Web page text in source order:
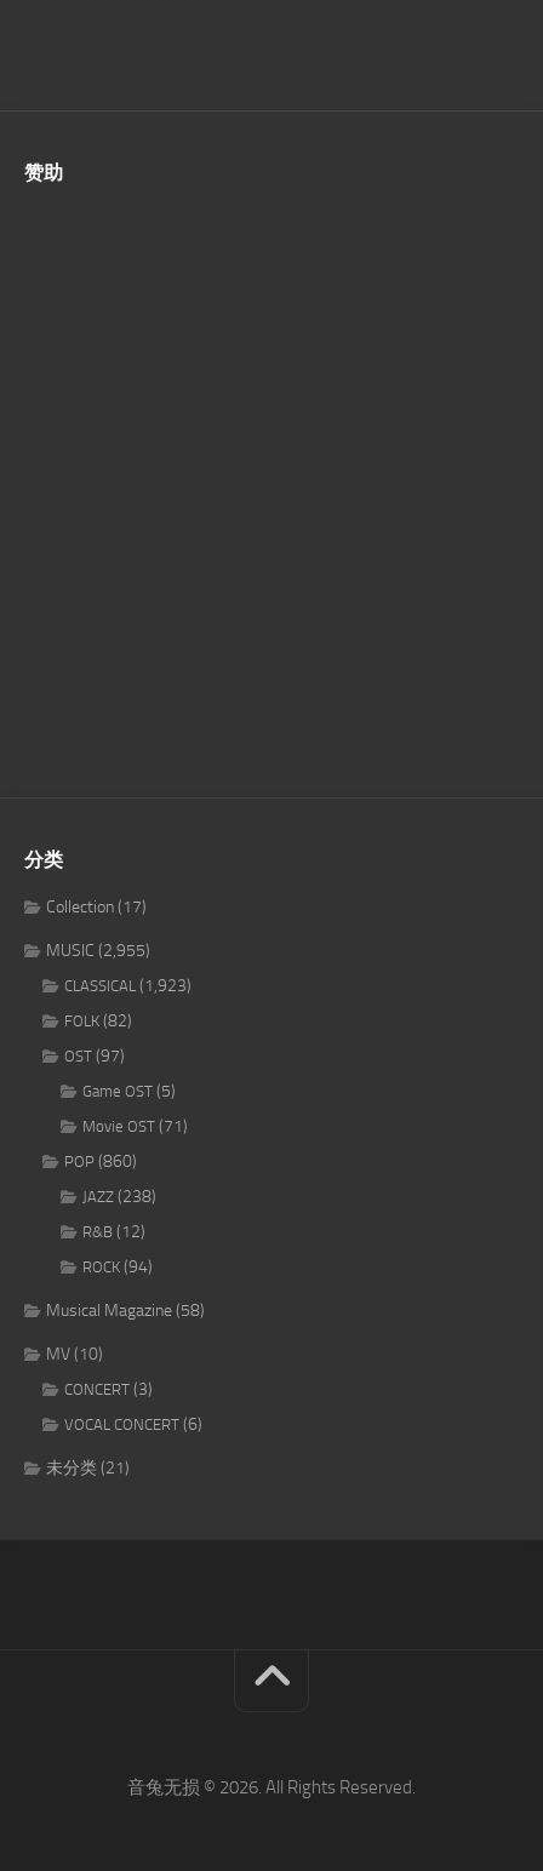
赞助
分类
Collection(17)
MUSIC (2,955)
CLASSICAL (1,923)
FOLK (82)
OST (97)
Game OST (5)
Movie OST (71)
POP (860)
JAZZ (238)
R&B (12)
ROCK (94)
Musical Magazine(58)
MV(10)
CONCERT (3)
VOCAL CONCERT (6)
未分类(21)
音兔无损 © 2026. All Rights Reserved.